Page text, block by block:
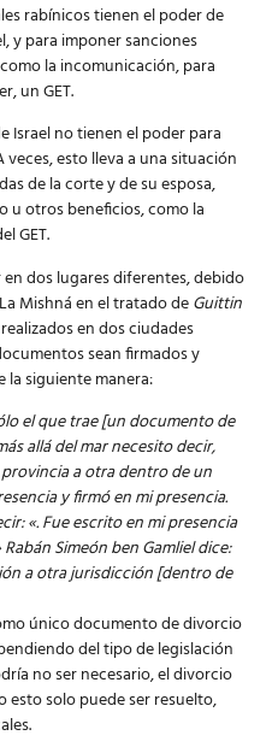
rabínicos tienen el poder de
y para imponer sanciones
la incomunicación, para
un GET.
Israel no tienen el poder para
esto lleva a una situación
de la corte y de su esposa,
u otros beneficios, como la
GET.
en dos lugares diferentes, debido
Mishná en el tratado deGuittin
en dos ciudades
sean firmados y
la siguiente manera:
el que trae [un documento de
allá del mar necesito decir,
a otra dentro de un
y firmó en mi presencia.
«. Fue escrito en mi presencia
Simeón ben Gamliel dice:
a otra jurisdicción [dentro de
único documento de divorcio
del tipo de legislación
no ser necesario, el divorcio
esto solo puede ser resuelto,